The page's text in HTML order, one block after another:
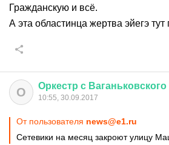
Гражданскую и всё.
А эта областинца жертва эйегэ тут
О Оркестр с Ваганьковского
10:55, 30.09.2017
От пользователя news@e1.ru
Сетевики на месяц закроют улицу